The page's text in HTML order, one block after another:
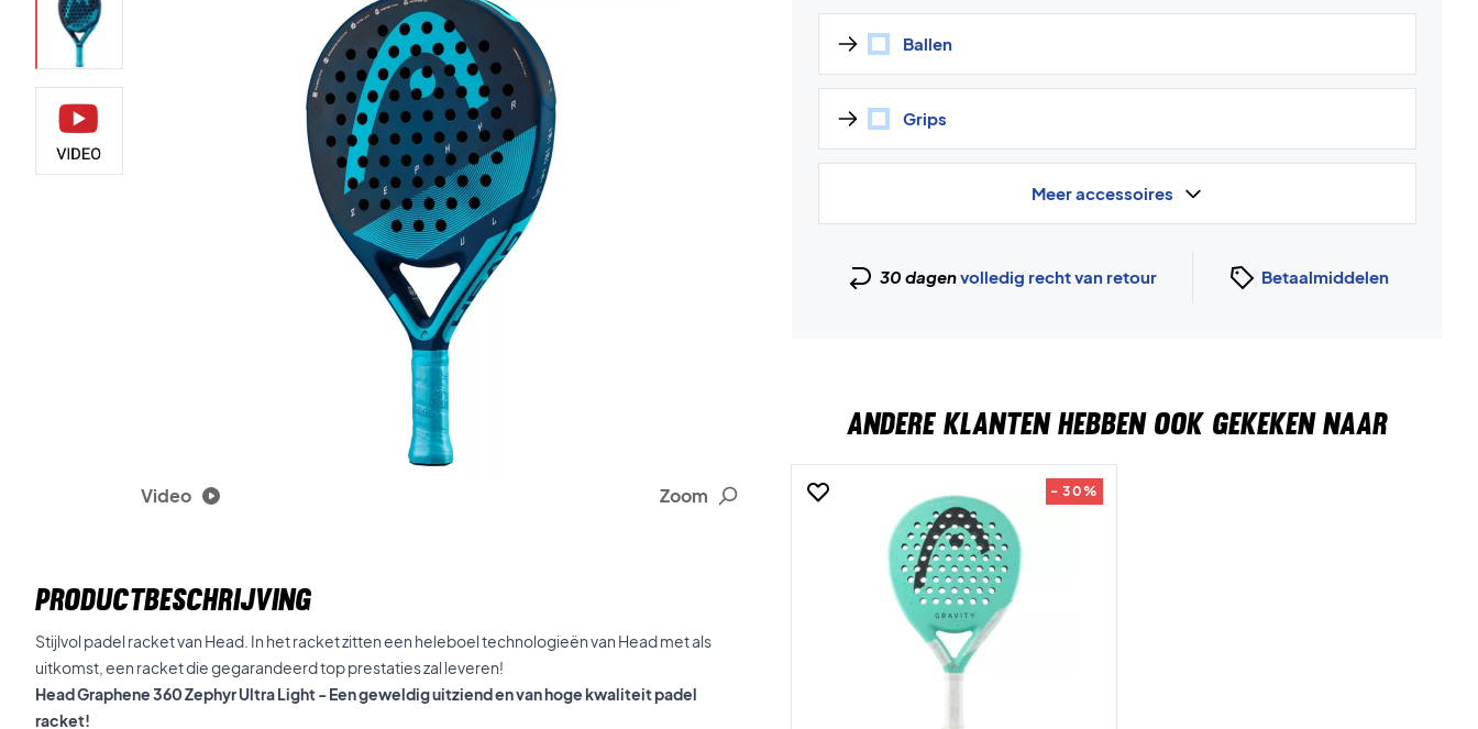
Video Zoom
PRODUCTBESCHRIJVING
Stijlvol padel racket van Head. In het racket zitten een heleboel technologieën van Head met als
uitkomst, een racket die gegarandeerd top prestaties zal leveren!
Head Graphene 360 Zephyr Ultra Light - Een geweldig uitziend en van hoge kwaliteit padel
racket!
Ballen
Grips
Meer accessoires
30 dagenvolledig recht van retour Betaalmiddelen
ANDERE KLANTEN HEBBEN OOK GEKEKEN NAAR
- 30%